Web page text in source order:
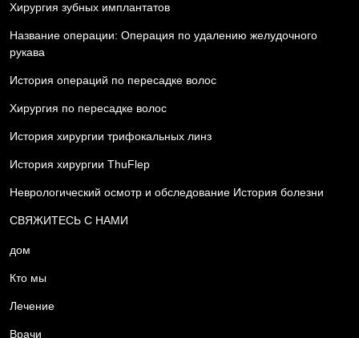
Хирургия зубных имплантатов
Название операции: Операция по удалению желудочного
рукава
История операций по пересадке волос
Хирургия по пересадке волос
История хирургии трифокальных линз
История хирургии ThuFlep
Неврологический осмотр и обследование История болезни
СВЯЖИТЕСЬ С НАМИ
дом
Кто мы
Лечение
Врачи